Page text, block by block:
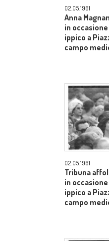
02.05.1961
Anna
in
ippico a
campo
02.05.1961
Tribuna
in
ippico a
campo